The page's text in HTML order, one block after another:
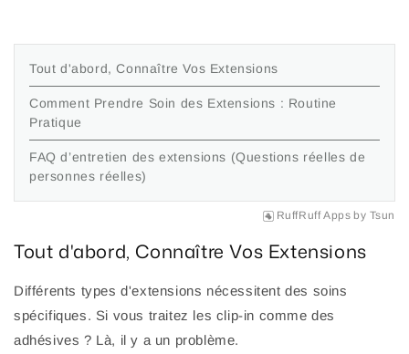
Tout d'abord, Connaître Vos Extensions
Comment Prendre Soin des Extensions : Routine
Pratique
FAQ d’entretien des extensions (Questions réelles de
personnes réelles)
RuffRuff Apps by Tsun
Tout d'abord, Connaître Vos Extensions
Différents types d'extensions nécessitent des soins
spécifiques. Si vous traitez les clip-in comme des
adhésives ? Là, il y a un problème.